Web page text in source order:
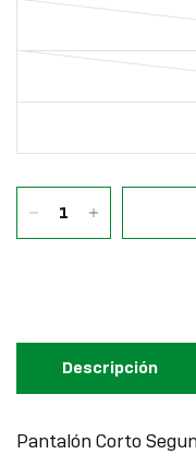
Descripción
Pantalón Corto